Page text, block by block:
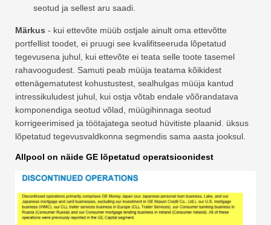
seotud ja sellest aru saadi.
Märkus - kui ettevõte müüb ostjale ainult oma ettevõtte
portfellist toodet, ei pruugi see kvalifitseeruda lõpetatud
tegevusena juhul, kui ettevõte ei teata selle toote tasemel
rahavoogudest. Samuti peab müüja teatama kõikidest
ettenägematutest kohustustest, sealhulgas müüja kantud
intressikuludest juhul, kui ostja võtab endale võõrandatava
komponendiga seotud võlad, müügihinnaga seotud
korrigeerimised ja töötajatega seotud hüvitiste plaanid. üksus
lõpetatud tegevusvaldkonna segmendis sama aasta jooksul.
Allpool on näide GE lõpetatud operatsioonidest